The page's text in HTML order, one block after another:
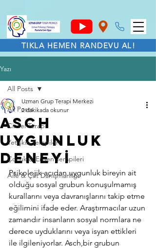
TIKLA HEMEN RANDEVU AL!
Yazı
All Posts
Cinsel Terapi
Yetişkin Terapileri
Çocuk & Ergen Terapileri
Aile & Çift Danışmanlığı
All Posts
ASCH
UYGUNLUK
DENEYİ
Uzman Grup Terapi Merkezi
2 dakikada okunur
Psikolojik açıdan uygunluk bireyin ait
olduğu sosyal grubun konuşulmamış
kurallarını veya davranışlarını takip etme
eğilimini ifade eder. Araştırmacılar uzun
zamandır insanların sosyal normlara ne
derece uyduklarını veya isyan ettikleri
ile ilgileniyorlar. Asch,bir grubun